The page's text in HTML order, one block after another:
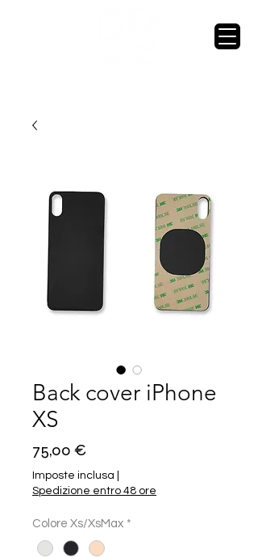
Back cover iPhone
XS
75,00 €
Imposte inclusa
Spedizione entro 48 ore
Colore Xs/XsMax *